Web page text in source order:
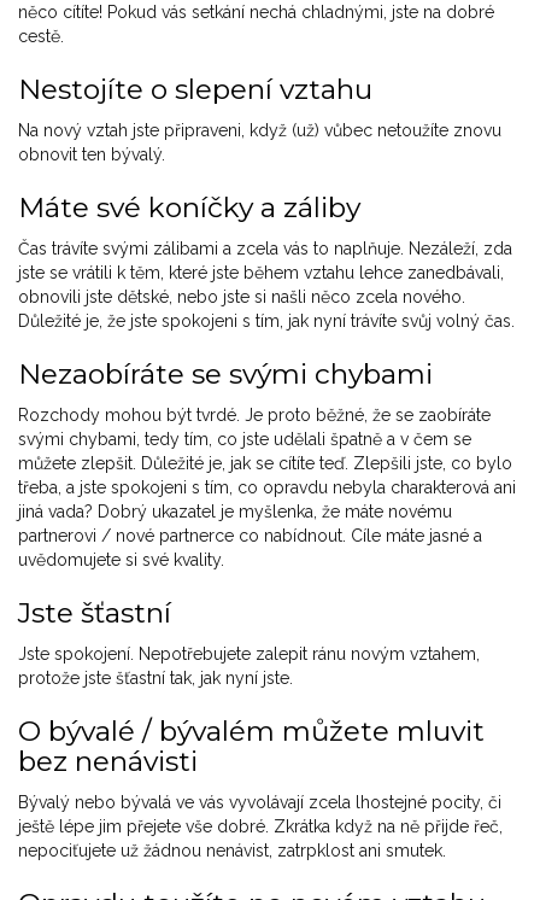
něco cítíte! Pokud vás setkání nechá chladnými, jste na dobré
cestě.
Nestojíte o slepení vztahu
Na nový vztah jste připraveni, když (už) vůbec netoužíte znovu
obnovit ten bývalý.
Máte své koníčky a záliby
Čas trávíte svými zálibami a zcela vás to naplňuje. Nezáleží, zda
jste se vrátili k těm, které jste během vztahu lehce zanedbávali,
obnovili jste dětské, nebo jste si našli něco zcela nového.
Důležité je, že jste spokojeni s tím, jak nyní trávíte svůj volný čas.
Nezaobíráte se svými chybami
Rozchody mohou být tvrdé. Je proto běžné, že se zaobíráte
svými chybami, tedy tím, co jste udělali špatně a v čem se
můžete zlepšit. Důležité je, jak se cítíte teď. Zlepšili jste, co bylo
třeba, a jste spokojeni s tím, co opravdu nebyla charakterová ani
jiná vada? Dobrý ukazatel je myšlenka, že máte novému
partnerovi / nové partnerce co nabídnout. Cíle máte jasné a
uvědomujete si své kvality.
Jste šťastní
Jste spokojení. Nepotřebujete zalepit ránu novým vztahem,
protože jste šťastní tak, jak nyní jste.
O bývalé / bývalém můžete mluvit
bez nenávisti
Bývalý nebo bývalá ve vás vyvolávají zcela lhostejné pocity, či
ještě lépe jim přejete vše dobré. Zkrátka když na ně přijde řeč,
nepociťujete už žádnou nenávist, zatrpklost ani smutek.